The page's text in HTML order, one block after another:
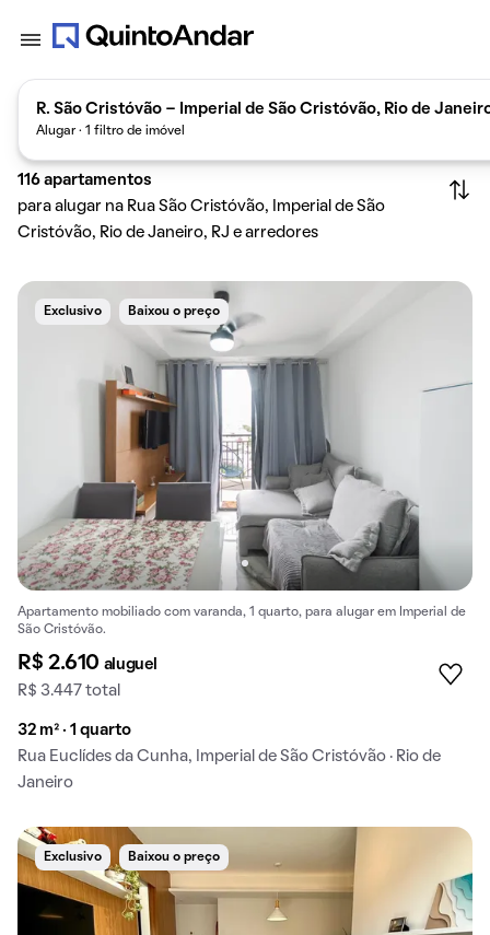
R. São Cristóvão - Imperial de São Cristóvão, Rio de
Alugar · 1 filtro de imóvel
116 apartamentos
para alugar na Rua São Cristóvão, Imperial de São
Cristóvão, Rio de Janeiro, RJ e arredores
Exclusivo Baixou o preço
Apartamento mobiliado com varanda, 1 quarto, para alugar em Imperial de
São Cristóvão.
R$ 2.610 aluguel
R$ 3.447 total
32 m² · 1 quarto
Rua Euclídes da Cunha, Imperial de São Cristóvão · Rio de
Janeiro
Exclusivo Baixou o preço